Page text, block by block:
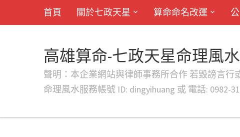
首頁 關於七政天星 算命命名改運
高雄算命-七政天星命理風
聲明：本企業網站與律師事務所合作 若毀謗言行
命理風水服務帳號 ID: dingyihuang 或 電話: 0982-